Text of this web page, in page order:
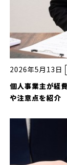
2026年5月13日
個人事業主が経
や注意点を紹介